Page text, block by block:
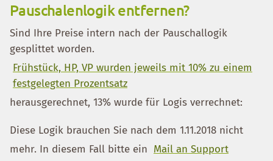
Pauschalenlogik entfernen?
Sind Ihre Preise intern nach der Pauschallogik
gesplittet worden.
Frühstück, HP, VP wurden jeweils mit 10% zu einem
festgelegten Prozentsatz
herausgerechnet, 13% wurde für Logis verrechnet:
Diese Logik brauchen Sie nach dem 1.11.2018 nicht
mehr. In diesem Fall bitte ein Mail an Support